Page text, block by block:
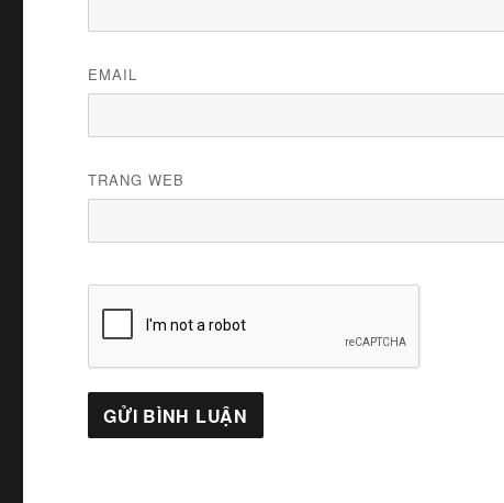
EMAIL
TRANG WEB